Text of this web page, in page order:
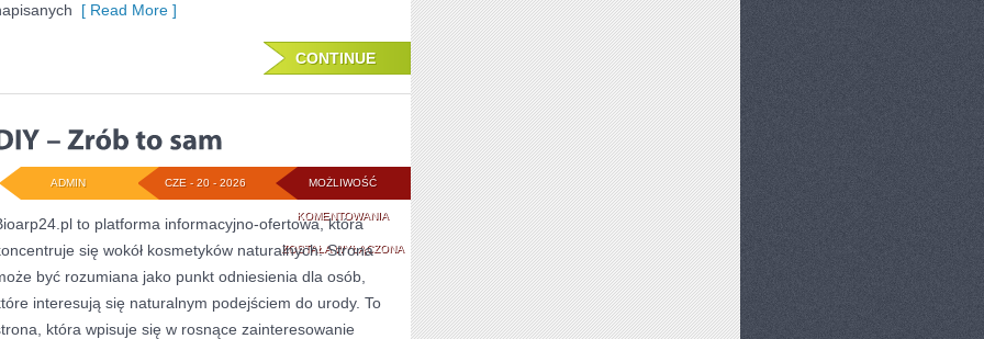
[ Read More ]
CONTINUE
MOŻLIWOŚĆ
KOMENTOWANIADIY
–
ZRÓB
ZOSTAŁA WYŁĄCZONA
CZE - 20 - 2026
ADMIN
to platforma informacyjno-ofertowa, która
się wokół kosmetyków naturalnych. Strona
być rozumiana jako punkt odniesienia dla osób,
interesują się naturalnym podejściem do urody. To
która wpisuje się w rosnące zainteresowanie